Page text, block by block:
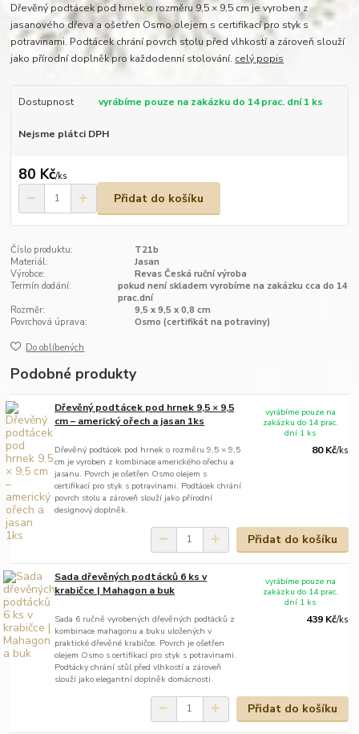
Dřevěný podtácek pod hrnek o rozměru 9,5 × 9,5 cm je vyroben z
jasanového dřeva a ošetřen Osmo olejem s certifikací pro styk s
potravinami. Podtácek chrání povrch stolu před vlhkostí a zároveň slouží
jako přírodní doplněk pro každodenní stolování. celý popis
Dostupnost vyrábíme pouze na zakázku do 14 prac. dní 1 ks
Nejsme plátci DPH
80 Kč/ks
Přidat do košíku
Číslo produktu:
T21b
Materiál:
Jasan
Výrobce:
Revas Česká ruční výroba
Termín dodání:
pokud není skladem vyrobíme na zakázku cca do 14
prac.dní
Rozměr:
9,5 x 9,5 x 0,8 cm
Povrchová úprava:
Osmo (certifikát na potraviny)
Do oblíbených
Podobné produkty
Dřevěný podtácek pod hrnek 9,5 × 9,5
cm – americký ořech a jasan 1ks
Dřevěný podtácek pod hrnek o rozměru 9,5 × 9,5
cm je vyroben z kombinace amerického ořechu a
jasanu. Povrch je ošetřen Osmo olejem s
certifikací pro styk s potravinami. Podtácek chrání
povrch stolu a zároveň slouží jako přírodní
designový doplněk.
80 Kč/ks
vyrábíme pouze na
zakázku do 14 prac.
dní 1 ks
Přidat do košíku
Sada dřevěných podtácků 6 ks v
krabičce | Mahagon a buk
Sada 6 ručně vyrobených dřevěných podtácků z
kombinace mahagonu a buku uložených v
praktické dřevěné krabičce. Povrch je ošetřen
olejem Osmo s certifikací pro styk s potravinami.
Podtácky chrání stůl před vlhkostí a zároveň
slouží jako elegantní doplněk domácnosti.
439 Kč/ks
vyrábíme pouze na
zakázku do 14 prac.
dní 1 ks
Přidat do košíku